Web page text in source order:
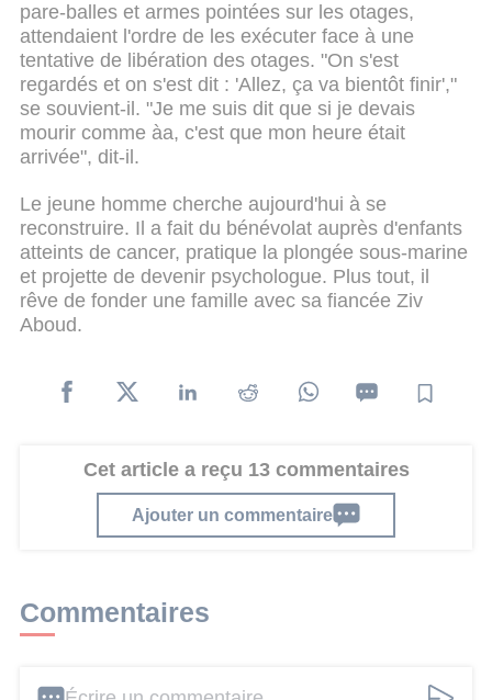
pare-balles et armes pointées sur les otages,
attendaient l'ordre de les exécuter face à une
tentative de libération des otages. "On s'est
regardés et on s'est dit : 'Allez, ça va bientôt finir',"
se souvient-il. "Je me suis dit que si je devais
mourir comme àa, c'est que mon heure était
arrivée", dit-il.
Le jeune homme cherche aujourd'hui à se
reconstruire. Il a fait du bénévolat auprès d'enfants
atteints de cancer, pratique la plongée sous-marine
et projette de devenir psychologue. Plus tout, il
rêve de fonder une famille avec sa fiancée Ziv
Aboud.
Cet article a reçu 13 commentaires
Ajouter un commentaire
Commentaires